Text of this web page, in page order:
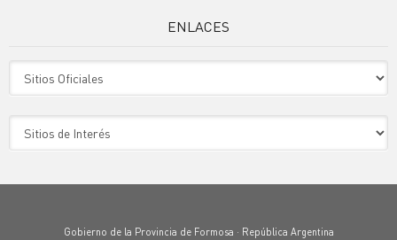
ENLACES
Gobierno de la Provincia de Formosa · República Argentina